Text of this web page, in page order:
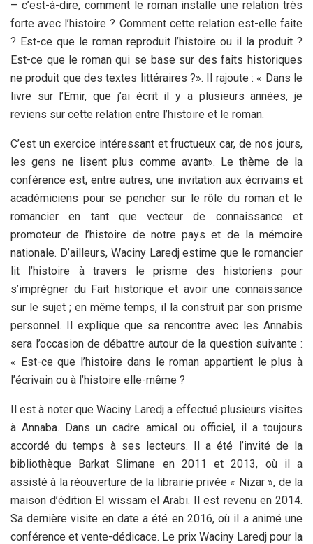
– c’est-à-dire, comment le roman installe une relation très
forte avec l’histoire ? Comment cette relation est-elle faite
? Est-ce que le roman reproduit l’histoire ou il la produit ?
Est-ce que le roman qui se base sur des faits historiques
ne produit que des textes littéraires ?». Il rajoute : « Dans le
livre sur l’Emir, que j’ai écrit il y a plusieurs années, je
reviens sur cette relation entre l’histoire et le roman.
C’est un exercice intéressant et fructueux car, de nos jours,
les gens ne lisent plus comme avant». Le thème de la
conférence est, entre autres, une invitation aux écrivains et
académiciens pour se pencher sur le rôle du roman et le
romancier en tant que vecteur de connaissance et
promoteur de l’histoire de notre pays et de la mémoire
nationale. D’ailleurs, Waciny Laredj estime que le romancier
lit l’histoire à travers le prisme des historiens pour
s’imprégner du Fait historique et avoir une connaissance
sur le sujet ; en même temps, il la construit par son prisme
personnel. Il explique que sa rencontre avec les Annabis
sera l’occasion de débattre autour de la question suivante :
« Est-ce que l’histoire dans le roman appartient le plus à
l’écrivain ou à l’histoire elle-même ?
Il est à noter que Waciny Laredj a effectué plusieurs visites
à Annaba. Dans un cadre amical ou officiel, il a toujours
accordé du temps à ses lecteurs. Il a été l’invité de la
bibliothèque Barkat Slimane en 2011 et 2013, où il a
assisté à la réouverture de la librairie privée « Nizar », de la
maison d’édition El wissam el Arabi. Il est revenu en 2014.
Sa dernière visite en date a été en 2016, où il a animé une
conférence et vente-dédicace. Le prix Waciny Laredj pour la